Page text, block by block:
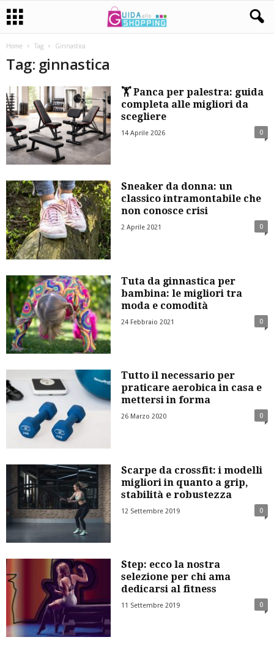
Home Tag Ginnastica
Tag: ginnastica
🏋️ Panca per palestra: guida
completa alle migliori da
scegliere
14 Aprile 2026 0
Sneaker da donna: un
classico intramontabile che
non conosce crisi
2 Aprile 2021 0
Tuta da ginnastica per
bambina: le migliori tra
moda e comodità
24 Febbraio 2021 0
Tutto il necessario per
praticare aerobica in casa e
mettersi in forma
26 Marzo 2020 0
Scarpe da crossfit: i modelli
migliori in quanto a grip,
stabilità e robustezza
12 Settembre 2019 0
Step: ecco la nostra
selezione per chi ama
dedicarsi al fitness
11 Settembre 2019 0